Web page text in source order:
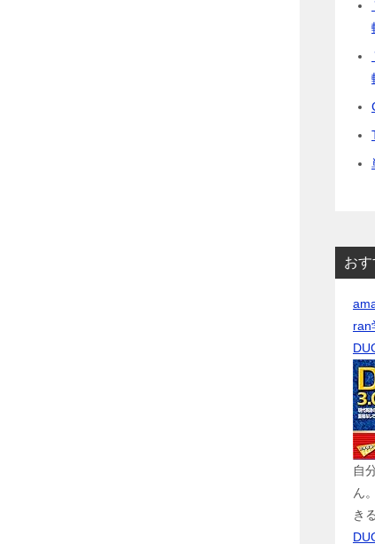
お
ran
自
ん
き